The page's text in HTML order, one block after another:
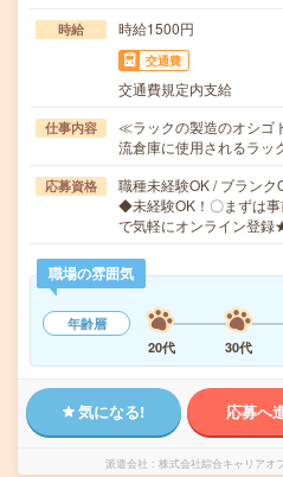
時給 時給1500円
交通費
交通費規定内支給
仕事内容
≪ラックの製造のオシゴ
流倉庫に使用されるラ
応募資格
職種未経験OK / ブランク
◆未経験OK！〇まずは
で気軽にオンライン登
職場の雰囲気
年齢層
20代
30代
気になる! 応募へ
派遣会社 株式会社綜合キャリアオ